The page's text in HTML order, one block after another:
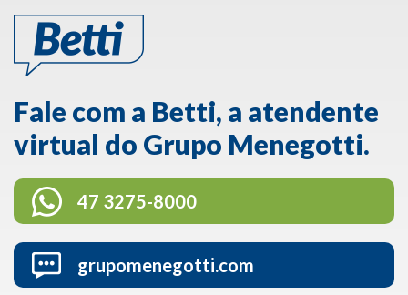
Fale com a Betti, a atendente
virtual do Grupo Menegotti.
47 3275-8000
grupomenegotti.com